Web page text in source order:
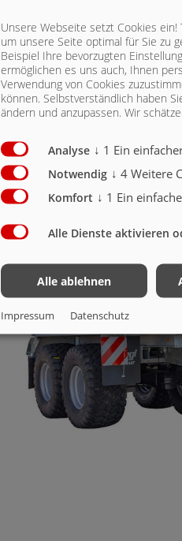
Unsere Webseite setzt Cookies
um unsere Seite optimal für Sie zu
Beispiel Ihre bevorzugten
ermöglichen es uns auch, Ihnen
Verwendung von Cookies
können. Selbstverständlich haben
ändern und anzupassen. Wir
Analyse ↓ 1 Ein
Notwendig ↓ 4 Weitere
Komfort ↓ 1 Ein
Alle Dienste aktivieren
Alle ablehnen
Impressum Datenschutz